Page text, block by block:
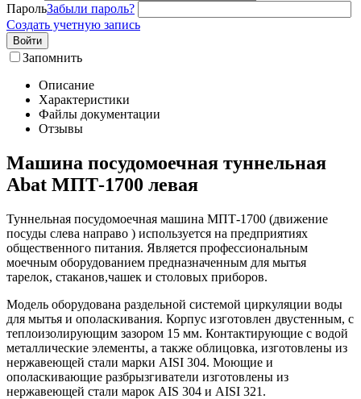
ПарольЗабыли пароль?
Создать учетную запись
Войти
Запомнить
Описание
Характеристики
Файлы документации
Отзывы
Машина посудомоечная туннельная
Abat МПТ-1700 левая
Туннельная посудомоечная машина МПТ-1700 (движение
посуды слева направо ) используется на предприятиях
общественного питания. Является профессиональным
моечным оборудованием предназначенным для мытья
тарелок, стаканов,чашек и столовых приборов.
Модель оборудована раздельной системой циркуляции воды
для мытья и ополаскивания. Корпус изготовлен двустенным, с
теплоизолирующим зазором 15 мм. Контактирующие с водой
металлические элементы, а также облицовка, изготовлены из
нержавеющей стали марки AISI 304. Моющие и
ополаскивающие разбрызгиватели изготовлены из
нержавеющей стали марок AIS 304 и AISI 321.